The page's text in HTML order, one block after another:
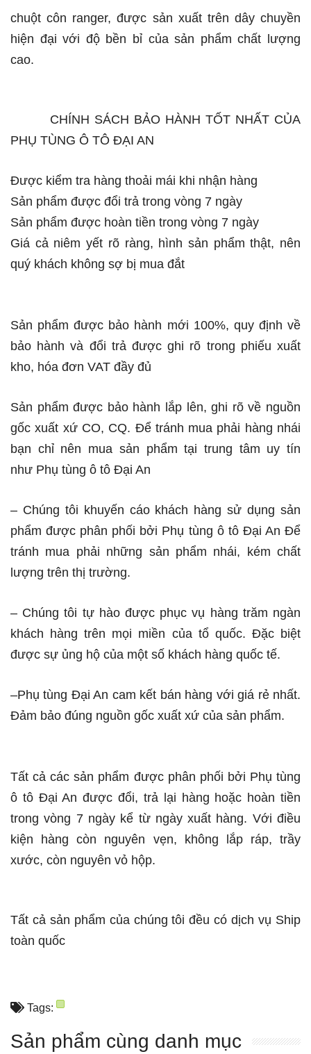
chuột côn ranger, được sản xuất trên dây chuyền
hiện đại với độ bền bỉ của sản phẩm chất lượng
cao.
CHÍNH SÁCH BẢO HÀNH TỐT NHẤT CỦA
PHỤ TÙNG Ô TÔ ĐẠI AN
Được kiểm tra hàng thoải mái khi nhận hàng
Sản phẩm được đổi trả trong vòng 7 ngày
Sản phẩm được hoàn tiền trong vòng 7 ngày
Giá cả niêm yết rõ ràng, hình sản phẩm thật, nên
quý khách không sợ bị mua đắt
Sản phẩm được bảo hành mới 100%, quy định về
bảo hành và đổi trả được ghi rõ trong phiếu xuất
kho, hóa đơn VAT đầy đủ
Sản phẩm được bảo hành lắp lên, ghi rõ về nguồn
gốc xuất xứ CO, CQ. Để tránh mua phải hàng nhái
bạn chỉ nên mua sản phẩm tại trung tâm uy tín
như Phụ tùng ô tô Đại An
– Chúng tôi khuyến cáo khách hàng sử dụng sản
phẩm được phân phối bởi Phụ tùng ô tô Đại An Để
tránh mua phải những sản phẩm nhái, kém chất
lượng trên thị trường.
– Chúng tôi tự hào được phục vụ hàng trăm ngàn
khách hàng trên mọi miền của tổ quốc. Đặc biệt
được sự ủng hộ của một số khách hàng quốc tế.
–Phụ tùng Đại An cam kết bán hàng với giá rẻ nhất.
Đảm bảo đúng nguồn gốc xuất xứ của sản phẩm.
Tất cả các sản phẩm được phân phối bởi Phụ tùng
ô tô Đại An được đổi, trả lại hàng hoặc hoàn tiền
trong vòng 7 ngày kể từ ngày xuất hàng. Với điều
kiện hàng còn nguyên vẹn, không lắp ráp, trầy
xước, còn nguyên vỏ hộp.
Tất cả sản phẩm của chúng tôi đều có dịch vụ Ship
toàn quốc
Tags:
Sản phẩm cùng danh mục